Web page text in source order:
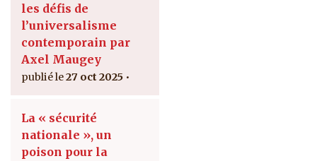
les défis de
l’universalisme
contemporain par
Axel Maugey
27 oct 2025
La « sécurité
nationale », un
poison pour la